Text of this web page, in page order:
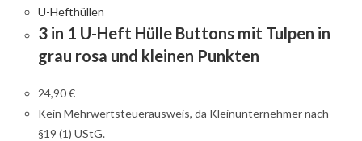
U-Hefthüllen
3 in 1 U-Heft Hülle Buttons mit Tulpen in
grau rosa und kleinen Punkten
24,90€
Kein Mehrwertsteuerausweis, da Kleinunternehmer nach
§19 (1) UStG.